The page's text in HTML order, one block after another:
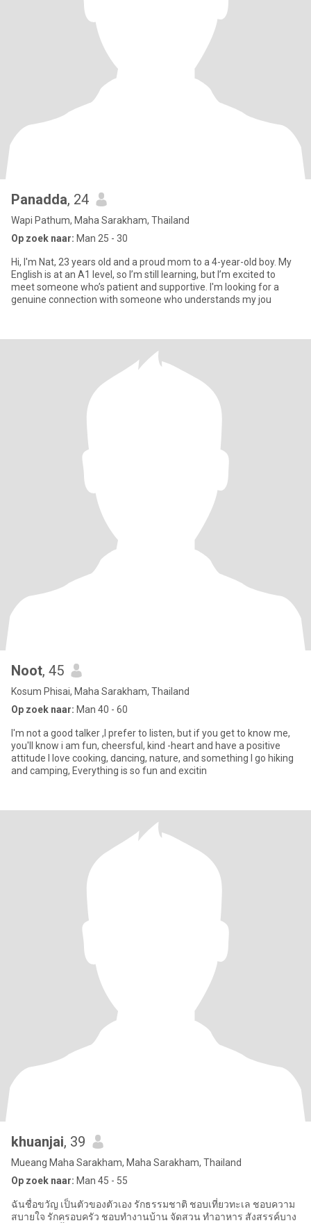
Panadda, 24
Wapi Pathum, Maha Sarakham, Thailand
Op zoek naar: Man 25 - 30
Hi, I'm Nat, 23 years old and a proud mom to a 4-year-old boy. My
English is at an A1 level, so I’m still learning, but I’m excited to
meet someone who’s patient and supportive. I'm looking for a
genuine connection with someone who understands my jou
Noot, 45
Kosum Phisai, Maha Sarakham, Thailand
Op zoek naar: Man 40 - 60
I'm not a good talker ,I prefer to listen, but if you get to know me,
you'll know i am fun, cheersful, kind -heart and have a positive
attitude I love cooking, dancing, nature, and something I go hiking
and camping, Everything is so fun and excitin
khuanjai, 39
Mueang Maha Sarakham, Maha Sarakham, Thailand
Op zoek naar: Man 45 - 55
ฉันชื่อขวัญ เป็นตัวของตัวเอง รักธรรมชาติ ชอบเที่ยวทะเล ชอบความ
สบายใจ รักครอบครัว ชอบทำงานบ้าน จัดสวน ทำอาหาร สังสรรค์บาง